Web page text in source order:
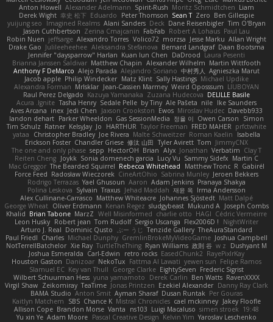
Anton Howell Alexander Adelmann Spirit-Rush Moritz Schmidtchen Liam
Derek Wight 幸史 松下 Eduardo Peter Thomson Sean T Zero Ben Gillespie
yuijung seo
Imagined Realms Alani Sanders Deck Dane Reisenbigler Tim O'Bryan
Jason Cuthbertson Zerina Cmajcanin FabFab Robert A Lohaus Paul Lau
Robin Nuen jeffsarge Alexandro Torres Volico72 morzsa Jesse Marku Allan Wright
Drake Gao Julileeheehee Aleksandra Stefanova Bernard Landgraf Daan Bootsma
Jennifer "daysparrow" Harlan Kuan lun Chen DaDrood Laura Pesenti
Brianna Janssen Saldivar Matthew Chapin Alexander Wilhelm Martin Wittfooth
Anthony F DeMarco Alejo Parada Alejandro Soriano 中村秀人
Agnieszka Marut
Jacob apple Philip Windecker Matz Klint Sally Hastings Michael Updike
Alexandra Forman MrIsklar Jean-Cassien Marmey Weird Oposssum LIUBOYAN
Raul Perez Delgado Kazuya Yamanaka Zuzana Hudecova DELILLE Basile
Acura .Ignite Tasha Henry Sedale Pelle by Tiny Ale Pašeta nile Ike Saunders
Aves Arcana inex Jedi Chen Jaxson Crookston Ewos Miroslav Hudec Davebb933
landon dehart Parker Wheeldon Gas SessionMedia 정율 이 Owen Carson
Simon
Tim Schulz Ratner KelsyJay Jo HARTHUR Taylor Freeman FRED MAHER prfctwhite
yataa
Christopher Bradley Joe Rivera Malte Schweitzer Roman Kaelin
Isabella
Erickson Foster Chandler Griese 修汰 山田 Tyler Avirett Tom JimmyCNX
The one and only phase sepp HectorOH Brian Alyx Jonathan Verbatim Clay T
Reiten Cheng Joykk Sonia domenech garcia Lucy Vu Sammy Sidefx Martin C
Mac Greggor The Bearded Squirrel Rebecca Whitehead Matthew Tronc R Gabirél
Force Feed Radosław Wieczorek CineArtOhio Sabrina Munley Jeroen Bekkers
Rodrigo Terrazas Yael Ghusoun Aaron Adam Jenkins Pranaya Shakya
Polina Leskova Sylvain Traxus Jehad Maddah 재윤 옥 Irma Andersson
Alex Cullinane-Carrasco Matthew Whiteacre Johannes Sjöstedt Matt Dalpé
George Wheat Oliver Erdmann Kenan Regez sludgybeast Mukund A Joseph Combs
Khalid Brian Tabone MarzZ Well Misinformed charlie otto HAGI Cédric Vermeirre
Leon Husky Robert jean Tom Rudolf Sergio Uscanga Flex2006D !
NightWriter
Arturo J. Real Dominic Qusto ぶー うじ Tenzide Gallery TheAuraStandard
Paul Friedl Charles Michael Dunphy GremlinBrokeMyVideoGame Joshua Campbell
NotTerrellBatchelor Xie Ray TurtleTheThing Ryan Williams 政則 谷 w z
Dushyant M
Joshua Esmeralda Carl-Edwin retro rocks EasedChunk2 RayePixlrKay
Houston Gaston Danizoar NekoTux Fattma Al Lawati yewen sun Felipe Ramos
Slamuel EC Key van Thull George Clarke EightySeven Frederic Sigrist
Wilbert Schuurman Hess yuna yamamoto Derek Carlin Ben Watts RavenXXXX
Virgil Shaw Zeikomiray TeaTime Jonas Printzen Ezekiel Alexander Danny Ray Clark
BAMA Studio Anton Smit Ayman Sharaf Dusan Runtak Per Gouras
Kaitlyn Matchem
SBS Chance K Mistral Chronicles cael mckinney Jakey Floofle
Allison Cope Brandon Morse Vanta ns103 Luigi Macaluso simen stroek 19:48
Yu xin Ye Adam Moore Pascal Creative Design Kelvin Yim Yaroslav Leschenko